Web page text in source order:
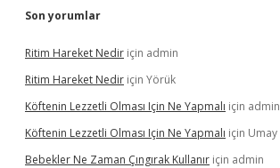
Son yorumlar
Ritim Hareket Nedir için admin
Ritim Hareket Nedir için Yörük
Köftenin Lezzetli Olması Için Ne Yapmalı için admin
Köftenin Lezzetli Olması Için Ne Yapmalı için Umay
Bebekler Ne Zaman Çıngırak Kullanır için admin